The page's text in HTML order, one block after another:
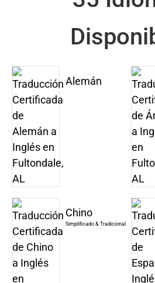
Alemán
Chino
Simplificado & Tradicional